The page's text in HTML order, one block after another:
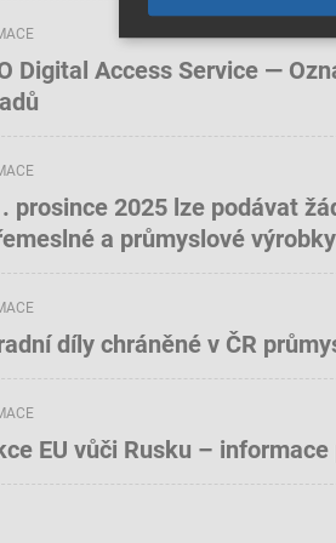
Digital Access Service —
prosince 2025 lze podávat
a průmyslové výrobky
díly chráněné v ČR
EU vůči Rusku –